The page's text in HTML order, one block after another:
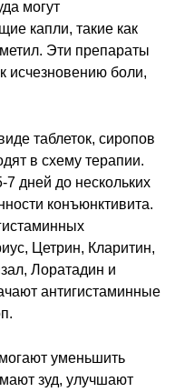
могут
капли, такие как
Эти препараты
исчезновению боли,
таблеток, сиропов
в схему терапии.
дней до нескольких
конъюнктивита.
Цетрин, Кларитин,
Лоратадин и
антигистаминные
уменьшить
зуд, улучшают